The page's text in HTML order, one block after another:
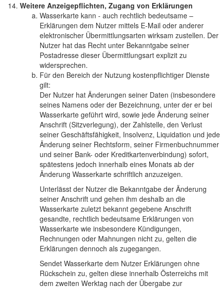
Weitere Anzeigepflichten, Zugang von Erklärungen
Wasserkarte kann - auch rechtlich bedeutsame –
Erklärungen dem Nutzer mittels E-Mail oder anderer
elektronischer Übermittlungsarten wirksam zustellen. Der
Nutzer hat das Recht unter Bekanntgabe seiner
Postadresse dieser Übermittlungsart explizit zu
widersprechen.
Für den Bereich der Nutzung kostenpflichtiger Dienste
gilt:
Der Nutzer hat Änderungen seiner Daten (insbesondere
seines Namens oder der Bezeichnung, unter der er bei
Wasserkarte geführt wird, sowie jede Änderung seiner
Anschrift (Sitzverlegung), der Zahlstelle, den Verlust
seiner Geschäftsfähigkeit, Insolvenz, Liquidation und jede
Änderung seiner Rechtsform, seiner Firmenbuchnummer
und seiner Bank- oder Kreditkartenverbindung) sofort,
spätestens jedoch innerhalb eines Monats ab der
Änderung Wasserkarte schriftlich anzuzeigen.
Unterlässt der Nutzer die Bekanntgabe der Änderung
seiner Anschrift und gehen ihm deshalb an die
Wasserkarte zuletzt bekannt gegebene Anschrift
gesandte, rechtlich bedeutsame Erklärungen von
Wasserkarte wie insbesondere Kündigungen,
Rechnungen oder Mahnungen nicht zu, gelten die
Erklärungen dennoch als zugegangen.
Sendet Wasserkarte dem Nutzer Erklärungen ohne
Rückschein zu, gelten diese innerhalb Österreichs mit
dem zweiten Werktag nach der Übergabe zur